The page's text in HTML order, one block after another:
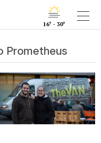
16° - 30°
Prometheus